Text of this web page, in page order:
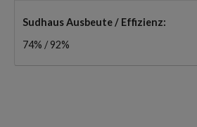
Sudhaus Ausbeute / Effizienz:
74% / 92%